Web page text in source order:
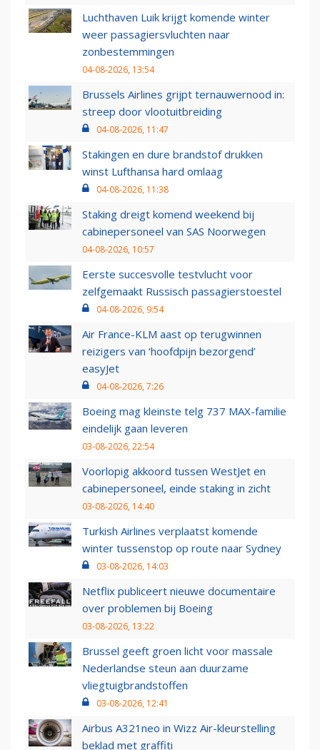
Luchthaven Luik krijgt komende winter
weer passagiersvluchten naar
zonbestemmingen
04-08-2026, 13:54
Brussels Airlines grijpt ternauwernood in:
streep door vlootuitbreiding
04-08-2026, 11:47
Stakingen en dure brandstof drukken
winst Lufthansa hard omlaag
04-08-2026, 11:38
Staking dreigt komend weekend bij
cabinepersoneel van SAS Noorwegen
04-08-2026, 10:57
Eerste succesvolle testvlucht voor
zelfgemaakt Russisch passagierstoestel
04-08-2026, 9:54
Air France-KLM aast op terugwinnen
reizigers van ‘hoofdpijn bezorgend’
easyJet
04-08-2026, 7:26
Boeing mag kleinste telg 737 MAX-familie
eindelijk gaan leveren
03-08-2026, 22:54
Voorlopig akkoord tussen WestJet en
cabinepersoneel, einde staking in zicht
03-08-2026, 14:40
Turkish Airlines verplaatst komende
winter tussenstop op route naar Sydney
03-08-2026, 14:03
Netflix publiceert nieuwe documentaire
over problemen bij Boeing
03-08-2026, 13:22
Brussel geeft groen licht voor massale
Nederlandse steun aan duurzame
vliegtuigbrandstoffen
03-08-2026, 12:41
Airbus A321neo in Wizz Air-kleurstelling
beklad met graffiti